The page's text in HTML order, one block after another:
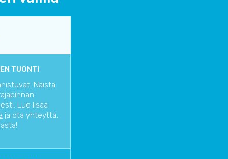
TUONTI
Näistä
Lue lisää
ja ota yhteyttä,